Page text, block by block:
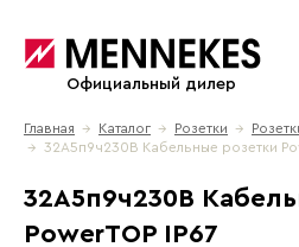
Официальный дилер
Главная → Каталог → Розетки →
→ 32A5п9ч230B Кабельные розетки
32A5п9ч230B
PowerTOP IP67